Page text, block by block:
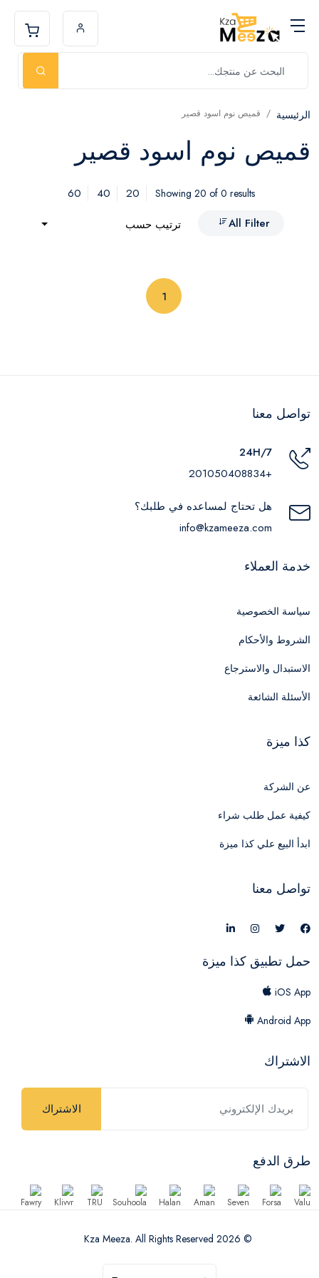
الرئيسية قميص نوم اسود قصير
قميص نوم اسود قصير
Showing 20 of 0 results
20
40
60
All Filter
ترتيب حسب
1
تواصل معنا
24H/7
+201050408834
هل تحتاج لمساعده في طلبك؟
info@kzameeza.com
خدمة العملاء
سياسة الخصوصية
الشروط والأحكام
الاستبدال والاسترجاع
الأسئلة الشائعة
كذا ميزة
عن الشركة
كيفية عمل طلب شراء
ابدأ البيع علي كذا ميزة
تواصل معنا
حمل تطبيق كذا ميزة
iOS App
Android App
الاشتراك
الاشتراك
طرق الدفع
© 2026 Kza Meeza. All Rights Reserved